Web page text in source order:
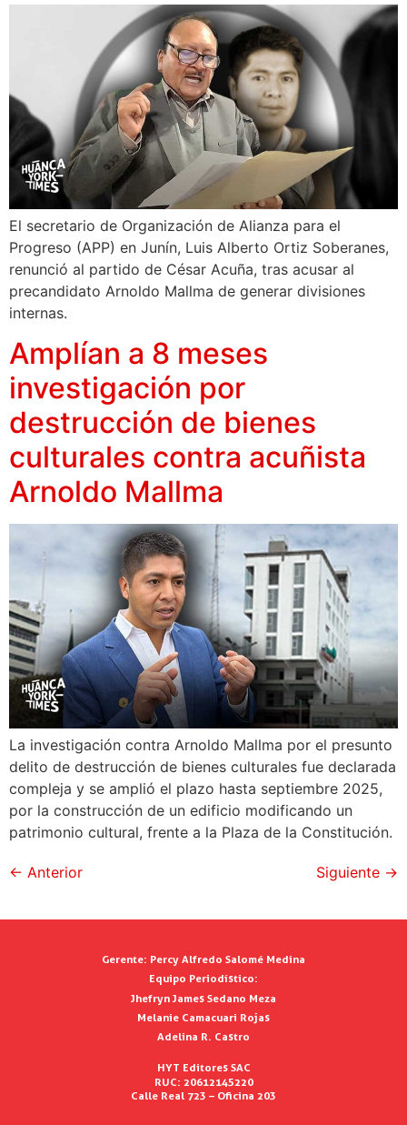
El secretario de Organización de Alianza para el
Progreso (APP) en Junín, Luis Alberto Ortiz Soberanes,
renunció al partido de César Acuña, tras acusar al
precandidato Arnoldo Mallma de generar divisiones
internas.
Amplían a 8 meses
investigación por
destrucción de bienes
culturales contra acuñista
Arnoldo Mallma
La investigación contra Arnoldo Mallma por el presunto
delito de destrucción de bienes culturales fue declarada
compleja y se amplió el plazo hasta septiembre 2025,
por la construcción de un edificio modificando un
patrimonio cultural, frente a la Plaza de la Constitución.
← Anterior Siguiente →
Gerente: Percy Alfredo Salomé Medina
Equipo Periodístico:
Jhefryn James Sedano Meza
Melanie Camacuari Rojas
Adelina R. Castro
HYT Editores SAC
RUC: 20612145220
Calle Real 723 – Oficina 203